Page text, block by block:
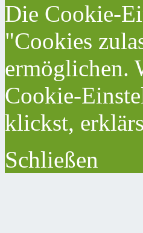
Die Cookie-
"Cookies
ermöglichen.
Cookie-
klickst,
Schließen